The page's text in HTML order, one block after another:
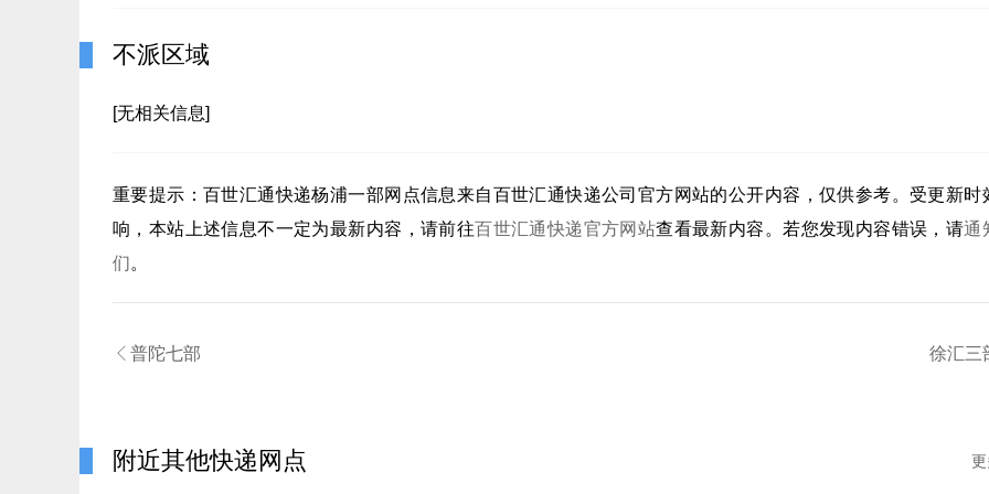
不派区域
[无相关信息]
重要提示：百世汇通快递杨浦一部网点信息来自百世汇通快递公司官方网站的公开内容，仅供参考。受更新时
响，本站上述信息不一定为最新内容，请前往百世汇通快递官方网站查看最新内容。若您发现内容错误，请通
们。
 普陀七部 徐汇三
附近其他快递网点